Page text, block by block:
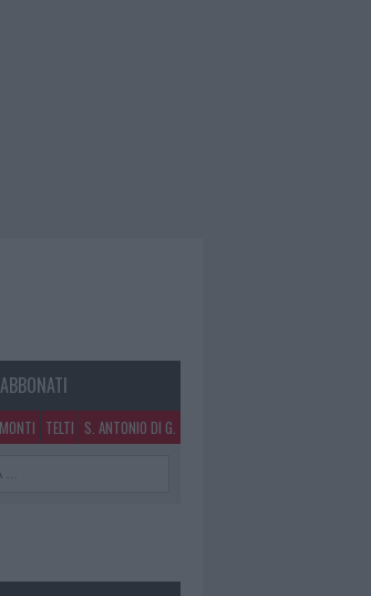
MONTI TELTI S. ANTONIO DI G.